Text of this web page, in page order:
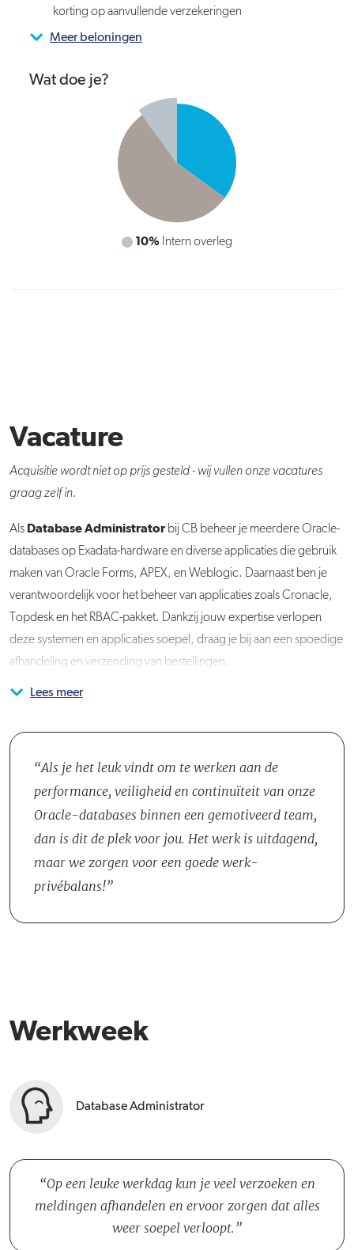
korting op aanvullende verzekeringen
Meer beloningen
Wat doe je?
Applicaties, servers en databases beheren
Vacature
Acquisitie wordt niet op prijs gesteld - wij vullen onze vacatures
graag zelf in.
Als Database Administratorbij CB beheer je meerdere Oracle-
databases op Exadata-hardware en diverse applicaties die gebruik
maken van Oracle Forms, APEX, en Weblogic. Daarnaast ben je
verantwoordelijk voor het beheer van applicaties zoals Cronacle,
Topdesk en het RBAC-pakket. Dankzij jouw expertise verlopen
deze systemen en applicaties soepel, draag je bij aan een spoedige
afhandeling en verzending van bestellingen.
Samen met de afdeling Systeemontwikkeling voer je aanpassingen
problemen op en je optimaliseert de performance. Daarnaast zorg
je voor een correcte afhandeling van tickets. Af en toe los je ook
incidenten buiten kantoortijden op (gemiddeld 0 tot 1 keer per
week). Deze consignatiediensten vinden plaats op doordeweekse
projectplanning geen vertraging oplopen.
Het DBA-team bestaat op dit moment uit drie DBA’s. Voor
inhuur. Het is een praktisch en zelfstandig team dat echt
eigenaarschap over het Oracle landschap neemt. Er is nauwe
samenwerking met de in-house developers en Linux-beheerders.
Daardoor heb je veel contact met je IT-collega’s over de hele IT-
In de tweede helft van 2026/begin 2027 zal CB haar Exadata’s
samengewerkt met een partner voor de plaatsing en configuratie
van de Exadata’s.
Lees meer
Als je het leuk vindt om te werken aan de
performance, veiligheid en continuïteit van onze
Oracle-databases binnen een gemotiveerd team,
dan is dit de plek voor jou. Het werk is uitdagend,
maar we zorgen voor een goede werk-
privébalans!
Werkweek
Database Administrator
Op een leuke werkdag kun je veel verzoeken en
meldingen afhandelen en ervoor zorgen dat alles
weer soepel verloopt.